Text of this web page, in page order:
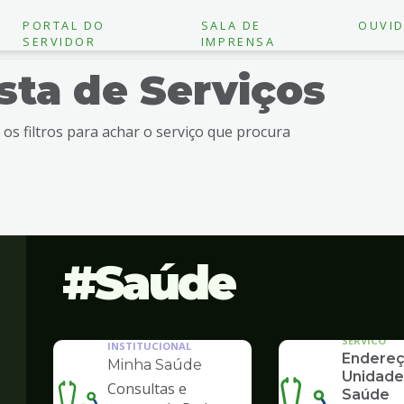
PORTAL DO
SERVIDOR
SALA DE
IMPRENSA
de Serviços
filtros para achar o serviço que procura
Saúde
INSTITUCIONAL
Minha Saúde
Consultas e
SERVICO
Saúde